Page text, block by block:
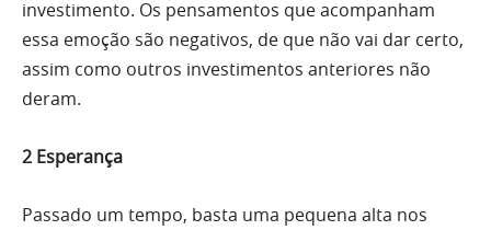
investimento. Os pensamentos que acompanham
essa emoção são negativos, de que não vai dar certo,
assim como outros investimentos anteriores não
deram.
2 Esperança
Passado um tempo, basta uma pequena alta nos